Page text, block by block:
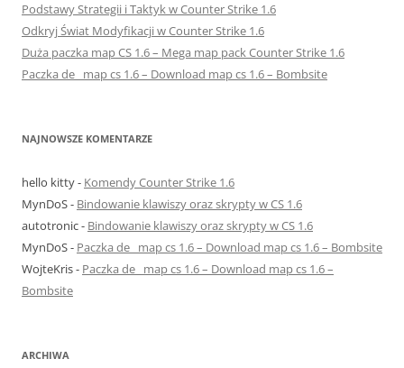
Podstawy Strategii i Taktyk w Counter Strike 1.6
Odkryj Świat Modyfikacji w Counter Strike 1.6
Duża paczka map CS 1.6 – Mega map pack Counter Strike 1.6
Paczka de_ map cs 1.6 – Download map cs 1.6 – Bombsite
NAJNOWSZE KOMENTARZE
hello kitty- Komendy Counter Strike 1.6
MynDoS- Bindowanie klawiszy oraz skrypty w CS 1.6
autotronic- Bindowanie klawiszy oraz skrypty w CS 1.6
MynDoS- Paczka de_ map cs 1.6 – Download map cs 1.6 – Bombsite
WojteKris- Paczka de_ map cs 1.6 – Download map cs 1.6 –
Bombsite
ARCHIWA